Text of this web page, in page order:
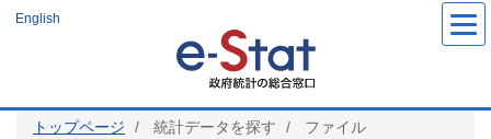
ツ
English
トップページ 統計データを探す ファイル